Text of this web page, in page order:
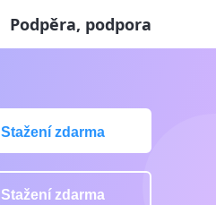
Podpěra, podpora
Stažení zdarma
Stažení zdarma